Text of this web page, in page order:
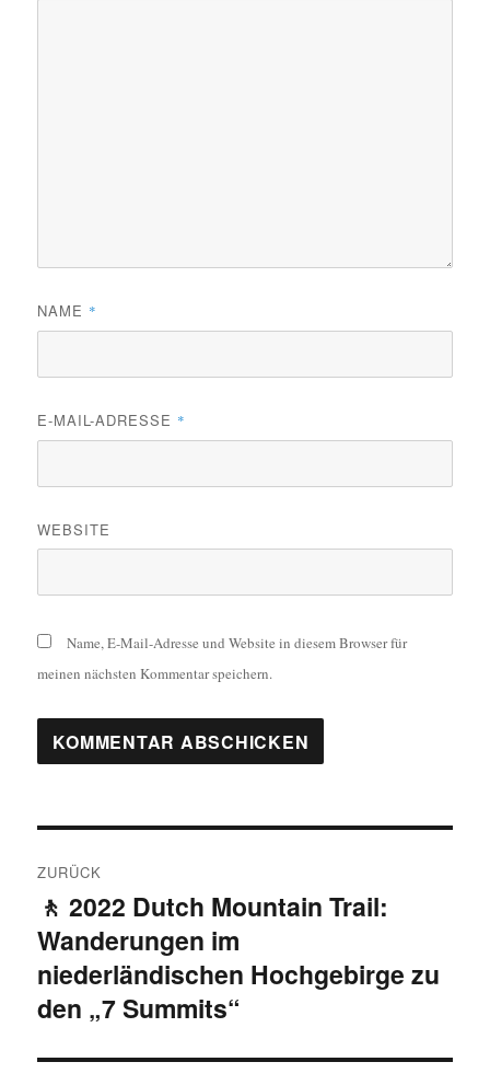
NAME *
E-MAIL-ADRESSE *
WEBSITE
Name, E-Mail-Adresse und Website in diesem Browser für
meinen nächsten Kommentar speichern.
ZURÜCK
Vorheriger
Beitrag:
🚶 2022 Dutch Mountain Trail:
Wanderungen im
niederländischen Hochgebirge zu
den „7 Summits“